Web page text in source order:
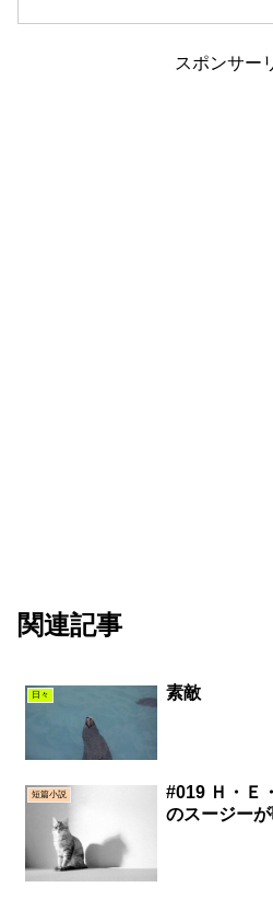
スポンサー
関連記事
日々 素敵
短篇小説
#019 Ｈ・Ｅ
のスージー